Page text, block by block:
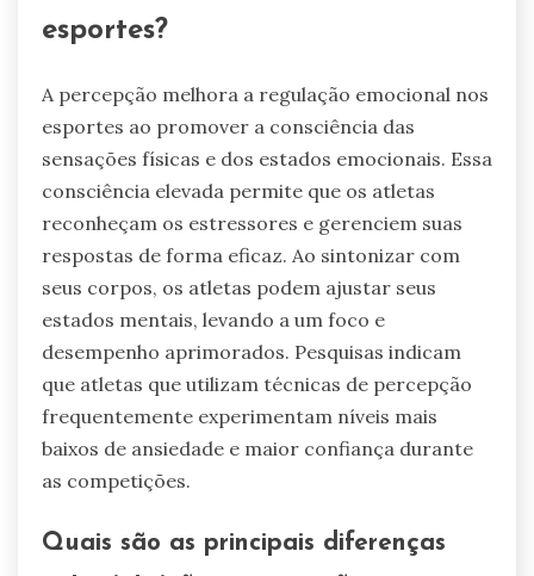
esportes?
A percepção melhora a regulação emocional nos
esportes ao promover a consciência das
sensações físicas e dos estados emocionais. Essa
consciência elevada permite que os atletas
reconheçam os estressores e gerenciem suas
respostas de forma eficaz. Ao sintonizar com
seus corpos, os atletas podem ajustar seus
estados mentais, levando a um foco e
desempenho aprimorados. Pesquisas indicam
que atletas que utilizam técnicas de percepção
frequentemente experimentam níveis mais
baixos de ansiedade e maior confiança durante
as competições.
Quais são as principais diferenças